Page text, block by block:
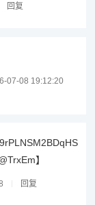
回复
07-08 19:12:20
】
回复